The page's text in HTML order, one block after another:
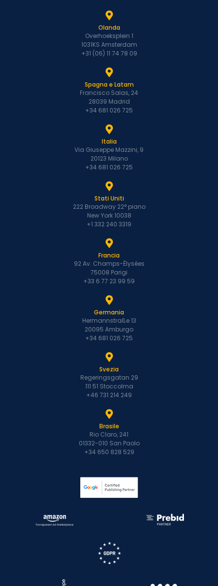
Olanda
Overhoeksplein 1
1031KS Amsterdam
+31 (06) 11 74 78 09
Spagna e Latam
Francisco Salas, 24
28039 Madrid
+34 681 026 725
Italia
Via Giuseppe Mazzini, 9
20123 Milano
+34 681 026 725
Stati Uniti
222 Broadway 22° piano
New York 10038
+1 332 240 3319
Francia
92 Av. Champs-Élysées
75008 Parigi
+33 6 77 23 99 59
Germania
Hermannstraße 13
20095 Amburgo
+34 681 026 725
Svezia
Regeringsgatan 29
111 51 Stoccolma
+46 731 214 249
Brasile
Rio Claro, 241
01332-010 San Paolo
+34 650 828 529